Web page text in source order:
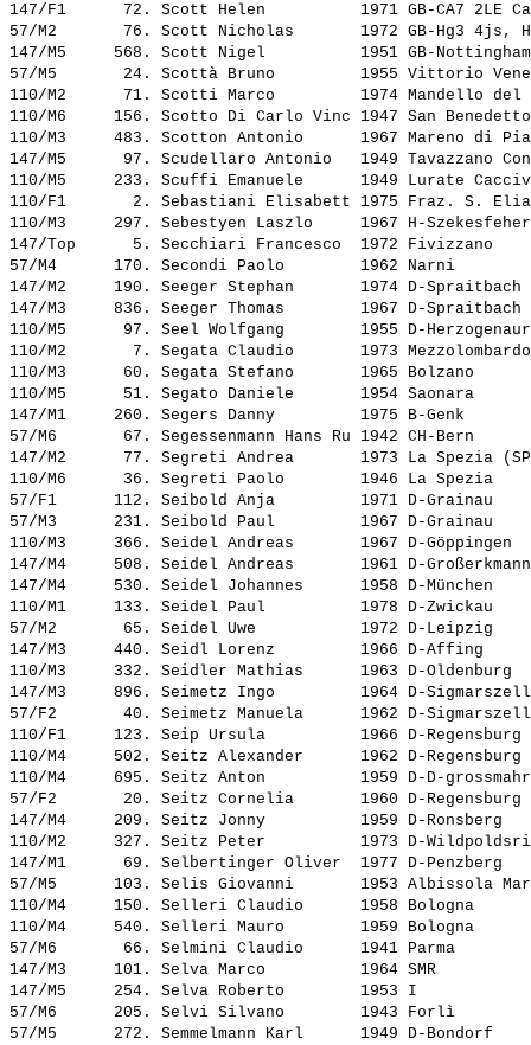
147/F1      72. Scott Helen
1971 GB-CA7
57/M2       76. Scott Nicholas
1972 GB-Hg3
147/M5     568. Scott Nigel
1951 GB-
57/M5       24. Scottà Bruno
1955 Vittorio
110/M2      71. Scotti Marco
1974 Mandello
110/M6     156. Scotto Di Carlo Vinc 1947 San
110/M3     483. Scotton Antonio
1967 Mareno di
147/M5      97. Scudellaro Antonio
1949 Tavazzano
110/M5     233. Scuffi Emanuele
1949 Lurate
110/F1       2. Sebastiani Elisabett 1975 Fraz. S.
110/M3     297. Sebestyen Laszlo
1967 H-
147/Top      5. Secchiari Francesco
1972 Fivizzano
57/M4      170. Secondi Paolo
1962 Narni
147/M2     190. Seeger Stephan
1974 D-
147/M3     836. Seeger Thomas
1967 D-
110/M5      97. Seel Wolfgang
1955 D-
110/M2       7. Segata Claudio
1973
110/M3      60. Segata Stefano
1965 Bolzano
110/M5      51. Segato Daniele
1954 Saonara
147/M1     260. Segers Danny
1975 B-Genk
57/M6       67. Segessenmann Hans Ru 1942 CH-Bern
147/M2      77. Segreti Andrea
1973 La Spezia
110/M6      36. Segreti Paolo
1946 La Spezia
57/F1      112. Seibold Anja
1971 D-
57/M3      231. Seibold Paul
1967 D-
110/M3     366. Seidel Andreas
1967 D-
147/M4     508. Seidel Andreas
1961 D-
147/M4     530. Seidel Johannes
1958 D-
110/M1     133. Seidel Paul
1978 D-
57/M2       65. Seidel Uwe
1972 D-
147/M3     440. Seidl Lorenz
1966 D-Affing
110/M3     332. Seidler Mathias
1963 D-
147/M3     896. Seimetz Ingo
1964 D-
57/F2       40. Seimetz Manuela
1962 D-
110/F1     123. Seip Ursula
1966 D-
110/M4     502. Seitz Alexander
1962 D-
110/M4     695. Seitz Anton
1959 D-D-
57/F2       20. Seitz Cornelia
1960 D-
147/M4     209. Seitz Jonny
1959 D-
110/M2     327. Seitz Peter
1973 D-
147/M1      69. Selbertinger Oliver
1977 D-
57/M5      103. Selis Giovanni
1953 Albissola
110/M4     150. Selleri Claudio
1958 Bologna
110/M4     540. Selleri Mauro
1959 Bologna
57/M6       66. Selmini Claudio
1941 Parma
147/M3     101. Selva Marco
1964 SMR
147/M5     254. Selva Roberto
1953 I
57/M6      205. Selvi Silvano
1943 Forlì
57/M5      272. Semmelmann Karl
1949 D-